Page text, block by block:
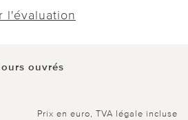
l'évaluation
ouvrés
Prix en euro, TVA légale incluse